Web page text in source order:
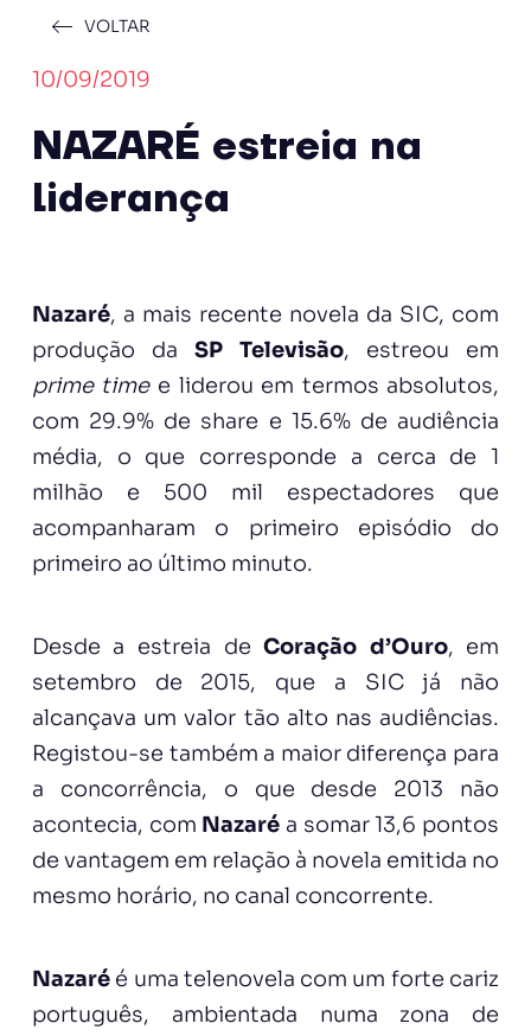
VOLTAR
10/09/2019
NAZARÉ estreia na
liderança
Nazaré, a mais recente novela da SIC, com
produção da SP Televisão, estreou em
prime time e liderou em termos absolutos,
com 29.9% de share e 15.6% de audiência
média, o que corresponde a cerca de 1
milhão e 500 mil espectadores que
acompanharam o primeiro episódio do
primeiro ao último minuto.
Desde a estreia deCoração d’Ouro, em
setembro de 2015, que a SIC já não
alcançava um valor tão alto nas audiências.
Registou-se também a maior diferença para
a concorrência, o que desde 2013 não
acontecia, com Nazaré a somar 13,6 pontos
de vantagem em relação à novela emitida no
mesmo horário, no canal concorrente.
Nazaréé uma telenovela com um forte cariz
português, ambientada numa zona de